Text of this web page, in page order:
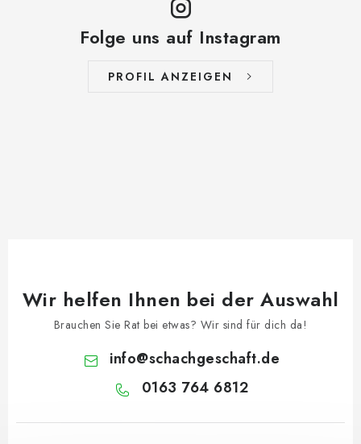
Folge uns auf Instagram
PROFIL ANZEIGEN
Wir helfen Ihnen bei der Auswahl
Brauchen Sie Rat bei etwas? Wir sind für dich da!
info@schachgeschaft.de
0163 764 6812